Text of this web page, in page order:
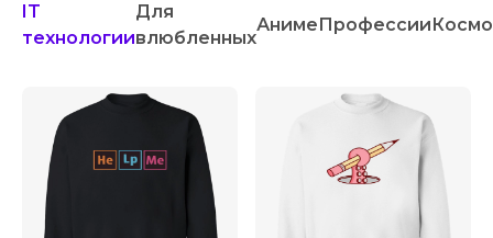
IT
технологии
Для
влюбленных
АнимеПрофессии